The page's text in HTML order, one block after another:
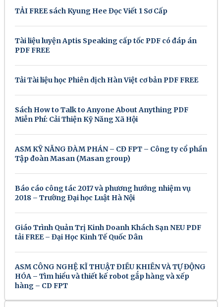
TẢI FREE sách Kyung Hee Đọc Viết 1 Sơ Cấp
Tài liệu luyện Aptis Speaking cấp tốc PDF có đáp án
PDF FREE
Tải Tài liệu học Phiên dịch Hàn Việt cơ bản PDF FREE
Sách How to Talk to Anyone About Anything PDF
Miễn Phí: Cải Thiện Kỹ Năng Xã Hội
ASM KỸ NĂNG ĐÀM PHÁN – CĐ FPT – Công ty cổ phần
Tập đoàn Masan (Masan group)
Báo cáo công tác 2017 và phương hướng nhiệm vụ
2018 – Trường Đại học Luật Hà Nội
Giáo Trình Quản Trị Kinh Doanh Khách Sạn NEU PDF
tải FREE – Đại Học Kinh Tế Quốc Dân
ASM CÔNG NGHỆ KĨ THUẬT ĐIỀU KHIỂN VÀ TỰ ĐỘNG
HÓA – Tìm hiểu và thiết kế robot gắp hàng và xếp
hàng – CD FPT